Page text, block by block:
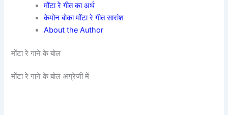
मोंटा रे गीत का अर्थ
केमोन बोका मोंटा रे गीत सारांश
About the Author
मोंटा रे गाने के बोल
मोंटा रे गाने के बोल अंग्रेजी में